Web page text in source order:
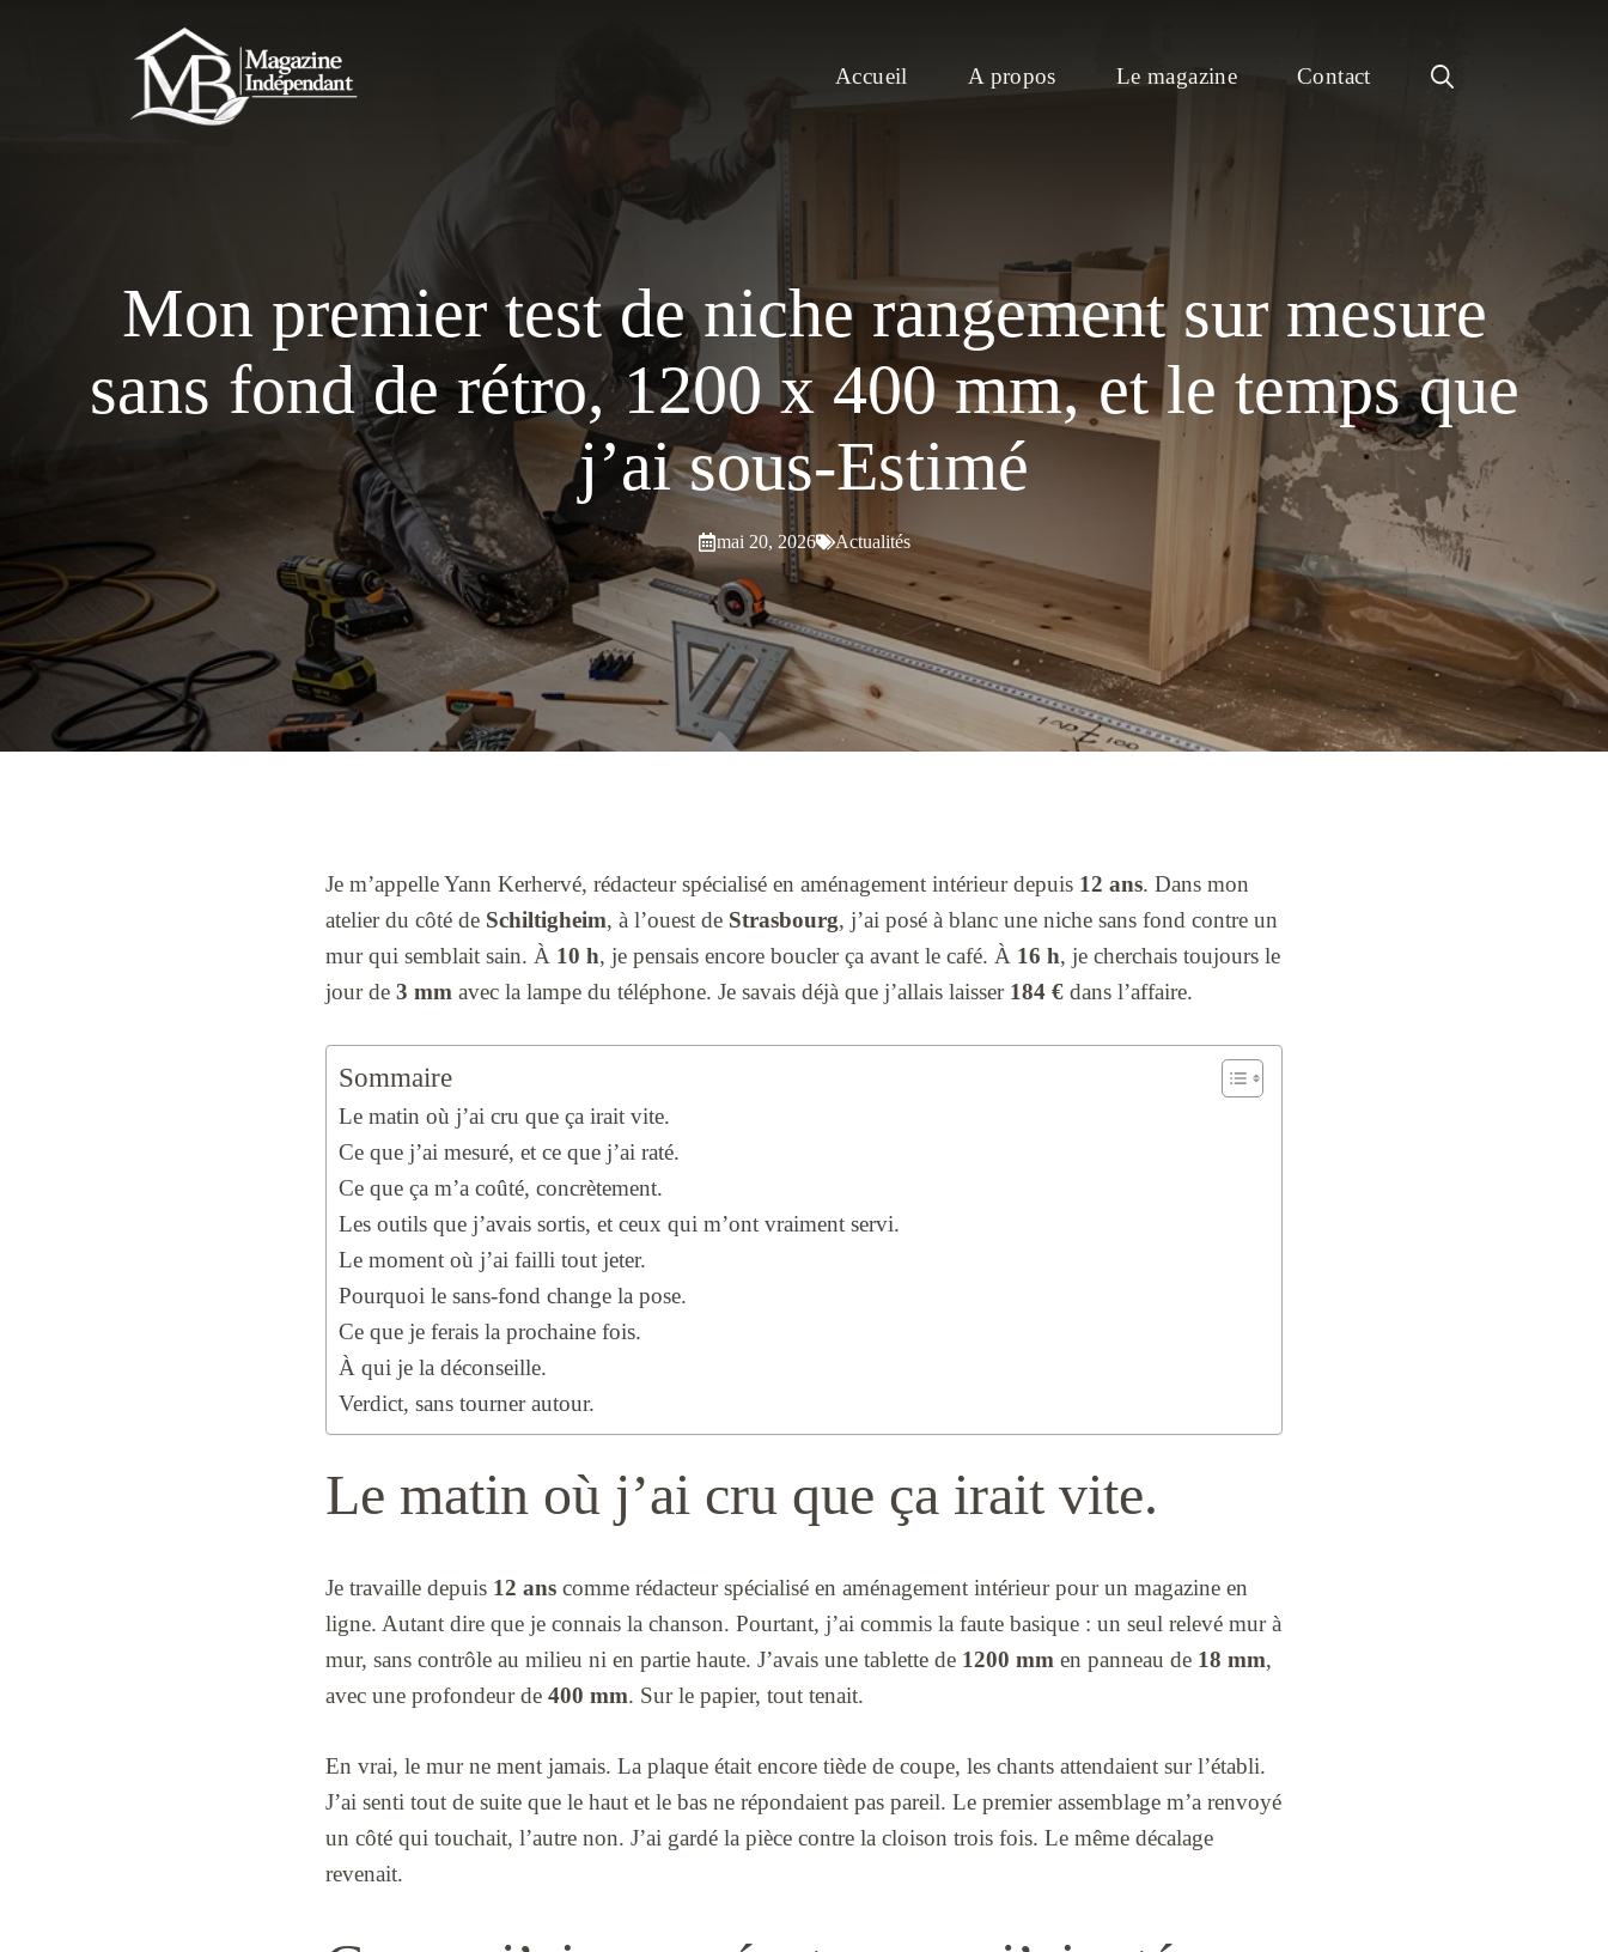
Accueil A propos Le magazine Contact
Mon premier test de niche rangement sur mesure
sans fond de rétro, 1200 x 400 mm, et le temps que
j’ai sous-Estimé
mai 20, 2026 Actualités
Je m’appelle Yann Kerhervé, rédacteur spécialisé en aménagement intérieur depuis 12 ans. Dans mon
atelier du côté de Schiltigheim, à l’ouest de Strasbourg, j’ai posé à blanc une niche sans fond contre un
mur qui semblait sain. À 10 h, je pensais encore boucler ça avant le café. À 16 h, je cherchais toujours le
jour de 3 mm avec la lampe du téléphone. Je savais déjà que j’allais laisser 184 € dans l’affaire.
Sommaire
Le matin où j’ai cru que ça irait vite.
Ce que j’ai mesuré, et ce que j’ai raté.
Ce que ça m’a coûté, concrètement.
Les outils que j’avais sortis, et ceux qui m’ont vraiment servi.
Le moment où j’ai failli tout jeter.
Pourquoi le sans-fond change la pose.
Ce que je ferais la prochaine fois.
À qui je la déconseille.
Verdict, sans tourner autour.
Le matin où j’ai cru que ça irait vite.
Je travaille depuis 12 ans comme rédacteur spécialisé en aménagement intérieur pour un magazine en
ligne. Autant dire que je connais la chanson. Pourtant, j’ai commis la faute basique : un seul relevé mur à
mur, sans contrôle au milieu ni en partie haute. J’avais une tablette de 1200 mm en panneau de 18 mm,
avec une profondeur de 400 mm. Sur le papier, tout tenait.
En vrai, le mur ne ment jamais. La plaque était encore tiède de coupe, les chants attendaient sur l’établi.
J’ai senti tout de suite que le haut et le bas ne répondaient pas pareil. Le premier assemblage m’a renvoyé
un côté qui touchait, l’autre non. J’ai gardé la pièce contre la cloison trois fois. Le même décalage
revenait.